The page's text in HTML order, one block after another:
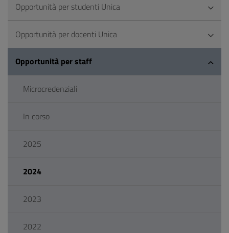
Opportunità per studenti Unica
Opportunità per docenti Unica
Opportunità per staff
Microcredenziali
In corso
2025
2024
2023
2022